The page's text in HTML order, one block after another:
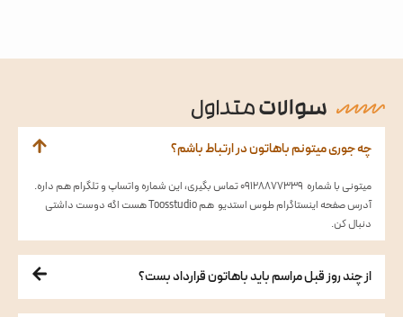
سوالاتمتداول
چه جوری میتونم باهاتون در ارتباط باشم؟
میتونی با شماره 09128877339 تماس بگیری، این شماره واتساپ و تلگرام هم داره.
آدرس صفحه اینستاگرام طوس استدیو هم Toosstudio هست اگه دوست داشتی
دنبال کن.
از چند روز قبل مراسم باید باهاتون قرارداد بست؟